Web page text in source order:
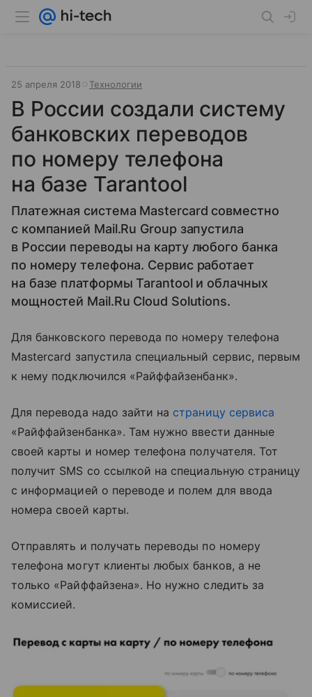
25 апреля 2018 Технологии
В России создали систему
банковских переводов
по номеру телефона
на базе Tarantool
Платежная система Mastercard совместно
с компанией Mail.Ru Group запустила
в России переводы на карту любого банка
по номеру телефона. Сервис работает
на базе платформы Tarantool и облачных
мощностей Mail.Ru Cloud Solutions.
Для банковского перевода по номеру телефона
Mastercard запустила специальный сервис, первым
к нему подключился «Райффайзенбанк».
Для перевода надо зайти на страницу сервиса
«Райффайзенбанка». Там нужно ввести данные
своей карты и номер телефона получателя. Тот
получит SMS со ссылкой на специальную страницу
с информацией о переводе и полем для ввода
номера своей карты.
Отправлять и получать переводы по номеру
телефона могут клиенты любых банков, а не
только «Райффайзена». Но нужно следить за
комиссией.